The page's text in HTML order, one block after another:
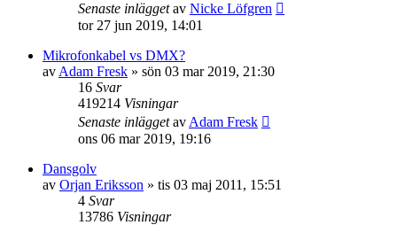
Senaste inläggetav Nicke Löfgren
tor 27 jun 2019, 14:01
Mikrofonkabel vs DMX?
av Adam Fresk » sön 03 mar 2019, 21:30
16 Svar
419214 Visningar
Senaste inläggetav Adam Fresk
ons 06 mar 2019, 19:16
Dansgolv
av Orjan Eriksson » tis 03 maj 2011, 15:51
4 Svar
13786 Visningar